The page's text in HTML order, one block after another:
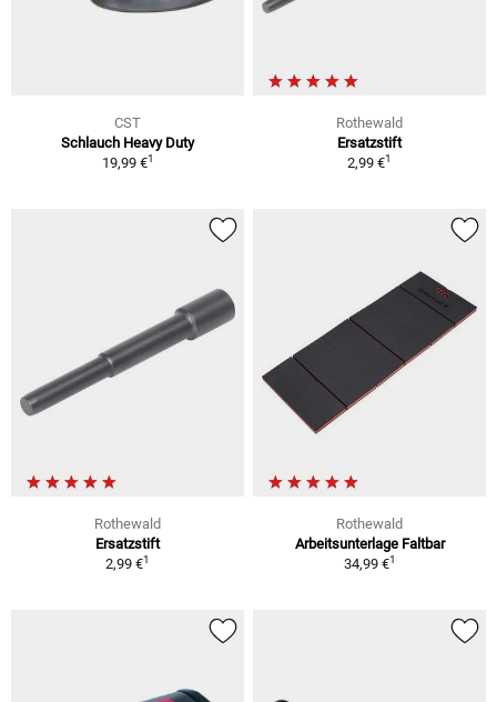
CST
Schlauch Heavy Duty
19,99 €1
Rothewald
Ersatzstift
2,99 €1
Rothewald
Ersatzstift
2,99 €1
Rothewald
Arbeitsunterlage Faltbar
34,99 €1